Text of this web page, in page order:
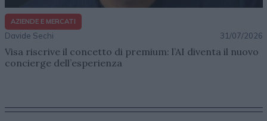
AZIENDE E MERCATI
Davide Sechi 31/07/2026
Visa riscrive il concetto di premium: l’AI diventa il nuovo
concierge dell’esperienza